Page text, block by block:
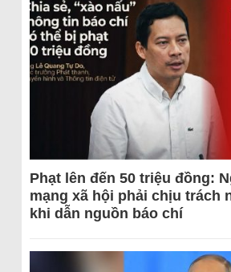
Phạt lên đến 50 triệu đồng:
mạng xã hội phải chịu trách
khi dẫn nguồn báo chí